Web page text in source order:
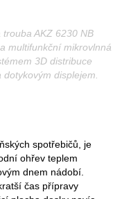
AKZ 6230 NB
multifunkční mikrovlnná
3D distribuce
displejem.
spotřebičů, je
ohřev teplem
dnem nádobí.
čas přípravy